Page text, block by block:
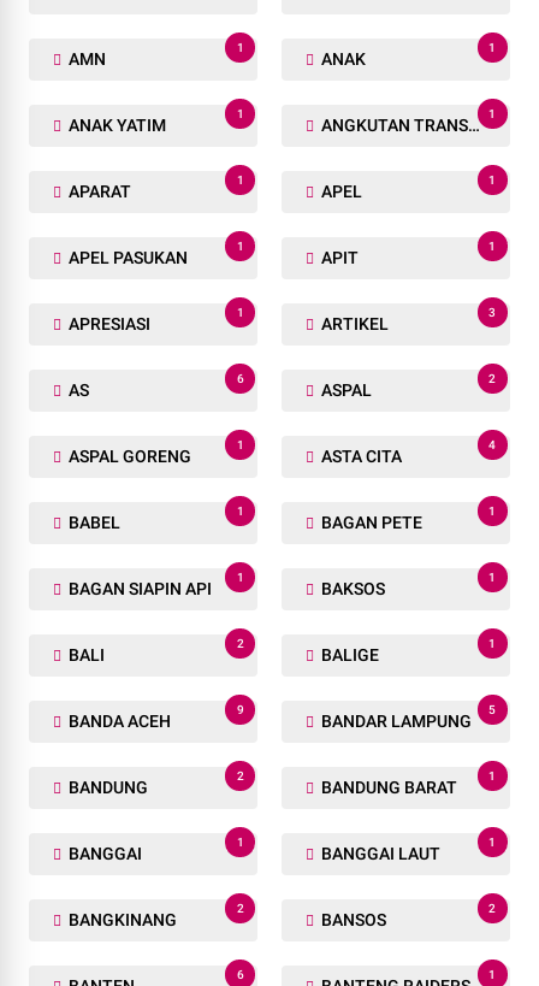
AMN
1
ANAK
1
ANAK YATIM
1
ANGKUTAN TRANSPORTASI
1
APARAT
1
APEL
1
APEL PASUKAN
1
APIT
1
APRESIASI
1
ARTIKEL
3
AS
6
ASPAL
2
ASPAL GORENG
1
ASTA CITA
4
BABEL
1
BAGAN PETE
1
BAGAN SIAPIN API
1
BAKSOS
1
BALI
2
BALIGE
1
BANDA ACEH
9
BANDAR LAMPUNG
5
BANDUNG
2
BANDUNG BARAT
1
BANGGAI
1
BANGGAI LAUT
1
BANGKINANG
2
BANSOS
2
6 1